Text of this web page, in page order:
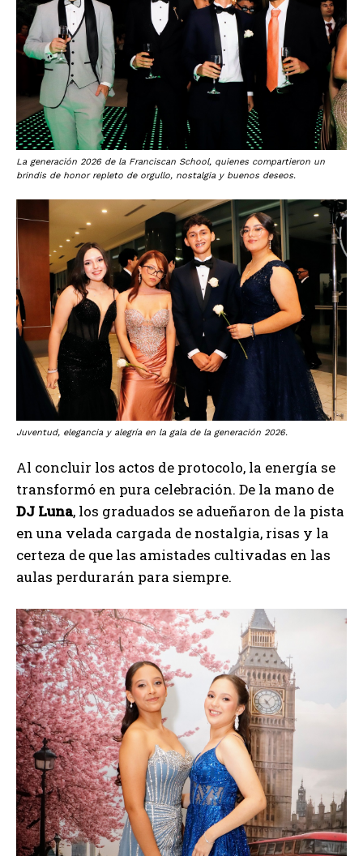
La generación 2026 de la Franciscan School, quienes compartieron un
brindis de honor repleto de orgullo, nostalgia y buenos deseos.
Juventud, elegancia y alegría en la gala de la generación 2026.
Al concluir los actos de protocolo, la energía se
transformó en pura celebración. De la mano de
DJ Luna, los graduados se adueñaron de la pista
en una velada cargada de nostalgia, risas y la
certeza de que las amistades cultivadas en las
aulas perdurarán para siempre.